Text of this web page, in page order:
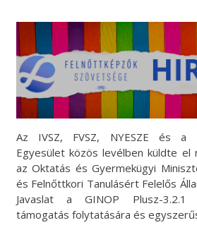
Az IVSZ, FVSZ, NYESZE és a
Egyesület közös levélben küldte el
az Oktatás és Gyermekügyi
és Felnőttkori Tanulásért Felelős
Javaslat a GINOP Plusz-3.2.1
támogatás folytatására és